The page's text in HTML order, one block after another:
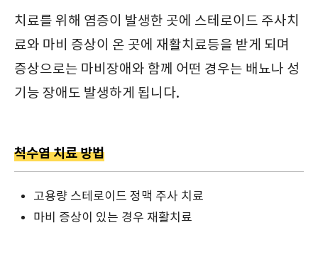
치료를 위해 염증이 발생한 곳에 스테로이드 주사치
료와 마비 증상이 온 곳에 재활치료등을 받게 되며
증상으로는 마비장애와 함께 어떤 경우는 배뇨나 성
기능 장애도 발생하게 됩니다.
척수염 치료 방법
고용량 스테로이드 정맥 주사 치료
마비 증상이 있는 경우 재활치료